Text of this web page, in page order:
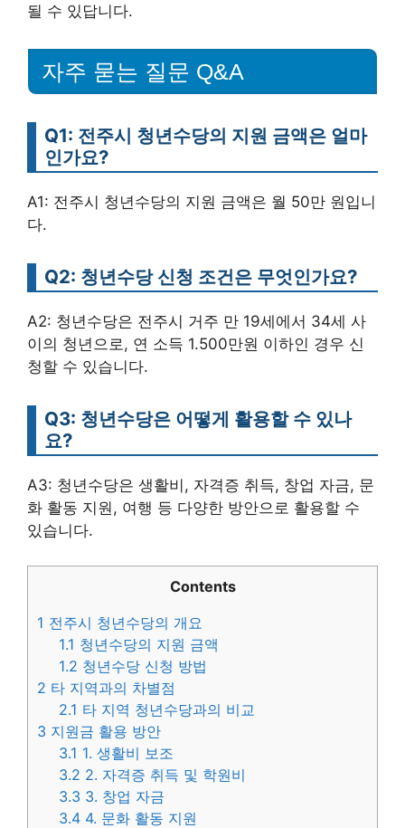
될 수 있답니다.
자주 묻는 질문 Q&A
Q1: 전주시 청년수당의 지원 금액은 얼마
인가요?
A1: 전주시 청년수당의 지원 금액은 월 50만 원입니
다.
Q2: 청년수당 신청 조건은 무엇인가요?
A2: 청년수당은 전주시 거주 만 19세에서 34세 사
이의 청년으로, 연 소득 1.500만원 이하인 경우 신
청할 수 있습니다.
Q3: 청년수당은 어떻게 활용할 수 있나
요?
A3: 청년수당은 생활비, 자격증 취득, 창업 자금, 문
화 활동 지원, 여행 등 다양한 방안으로 활용할 수
있습니다.
Contents
1 전주시 청년수당의 개요
1.1 청년수당의 지원 금액
1.2 청년수당 신청 방법
2 타 지역과의 차별점
2.1 타 지역 청년수당과의 비교
3 지원금 활용 방안
3.1 1. 생활비 보조
3.2 2. 자격증 취득 및 학원비
3.3 3. 창업 자금
3.4 4. 문화 활동 지원